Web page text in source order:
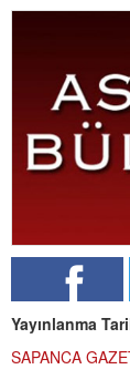
Yayınlanma
SAPANCA